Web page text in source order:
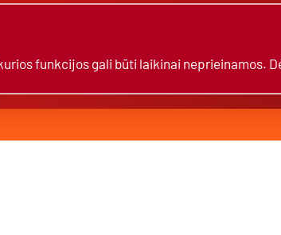
funkcijos gali būti laikinai neprieinamos.